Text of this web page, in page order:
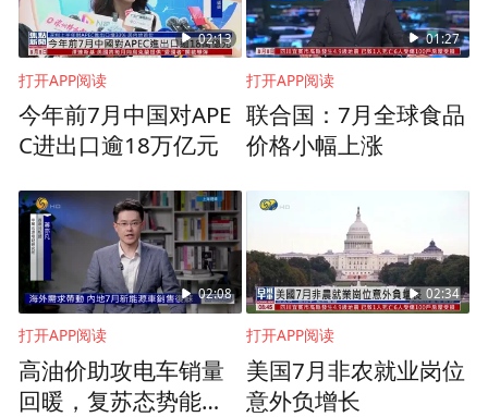
02:13
打开APP阅读
今年前7月中国对APE
C进出口逾18万亿元
01:27
打开APP阅读
联合国：7月全球食品
价格小幅上涨
02:08
打开APP阅读
高油价助攻电车销量
回暖，复苏态势能否
02:34
打开APP阅读
美国7月非农就业岗位
意外负增长